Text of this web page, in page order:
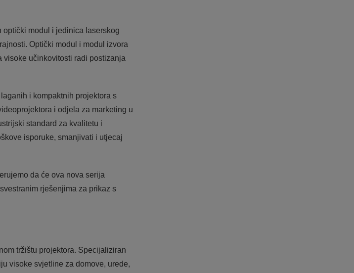
optički modul i jedinica laserskog
Optički modul i modul izvora
visoke učinkovitosti radi postizanja
i kompaktnih projektora s
i odjela za marketing u
standard za kvalitetu i
isporuke, smanjivati i utjecaj
da će ova nova serija
rješenjima za prikaz s
tržištu projektora. Specijaliziran
visoke svjetline za domove, urede,